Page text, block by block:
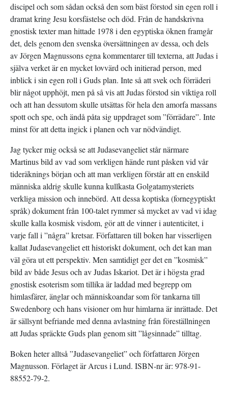
discipel och som sådan också den som bäst förstod sin egen roll i
dramat kring Jesu korsfästelse och död. Från de handskrivna
gnostisk texter man hittade 1978 i den egyptiska öknen framgår
det, dels genom den svenska översättningen av dessa, och dels
av Jörgen Magnussons egna kommentarer till texterna, att Judas i
själva verket är en mycket lovvärd och initierad person, med
inblick i sin egen roll i Guds plan. Inte så att svek och förräderi
blir något upphöjt, men på så vis att Judas förstod sin viktiga roll
och att han dessutom skulle utsättas för hela den amorfa massans
spott och spe, och ändå påta sig uppdraget som ”förrädare”. Inte
minst för att detta ingick i planen och var nödvändigt.
Jag tycker mig också se att Judasevangeliet står närmare
Martinus bild av vad som verkligen hände runt påsken vid vår
tideräknings början och att man verkligen förstår att en enskild
människa aldrig skulle kunna kullkasta Golgatamysteriets
verkliga mission och innebörd. Att dessa koptiska (fornegyptiskt
språk) dokument från 100-talet rymmer så mycket av vad vi idag
skulle kalla kosmisk visdom, gör att de vinner i autenticitet, i
varje fall i ”några” kretsar. Författaren till boken har visserligen
kallat Judasevangeliet ett historiskt dokument, och det kan man
väl göra ut ett perspektiv. Men samtidigt ger det en ”kosmisk”
bild av både Jesus och av Judas Iskariot. Det är i högsta grad
gnostisk esoterism som tillika är laddad med begrepp om
himlasfärer, änglar och människoandar som för tankarna till
Swedenborg och hans visioner om hur himlarna är inrättade. Det
är sällsynt befriande med denna avlastning från föreställningen
att Judas spräckte Guds plan genom sitt ”lågsinnade” tilltag.
Boken heter alltså ”Judasevangeliet” och författaren Jörgen
Magnusson. Förlaget är Arcus i Lund. ISBN-nr är: 978-91-
88552-79-2.